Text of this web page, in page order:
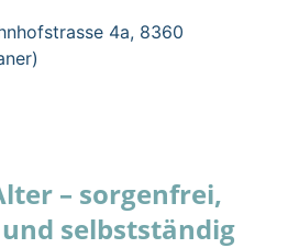
4a, 8360
– sorgenfrei,
selbstständig